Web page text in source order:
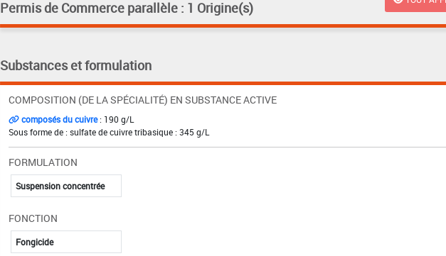
Permis de Commerce parallèle : 1 Origine(s)
Substances et formulation
COMPOSITION (DE LA SPÉCIALITÉ) EN SUBSTANCE ACTIVE
composés du cuivre: 190 g/L
Sous forme de : sulfate de cuivre tribasique : 345 g/L
FORMULATION
Suspension concentrée
FONCTION
Fongicide